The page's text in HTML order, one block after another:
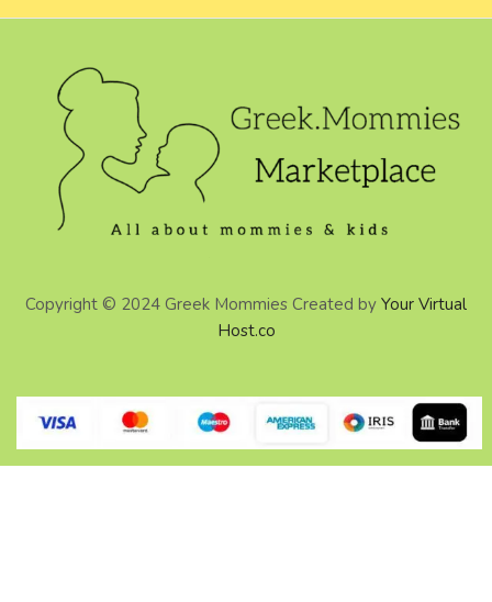
Copyright © 2024 Greek Mommies Created by Your Virtual
Host.co